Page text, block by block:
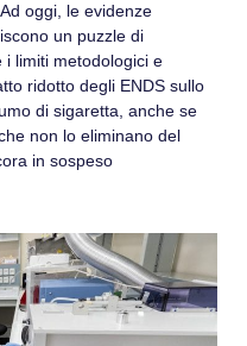
oggi, le evidenze
un puzzle di
i limiti metodologici e
ridotto degli ENDS sullo
di sigaretta, anche se
non lo eliminano del
in sospeso